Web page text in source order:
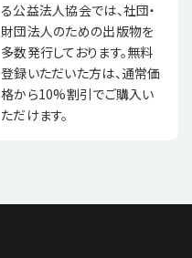
る公益法人協会では、社団・
財団法人のための出版物を
多数発行しております。無料
登録いただいた方は、通常価
格から10%割引でご購入い
ただけます。